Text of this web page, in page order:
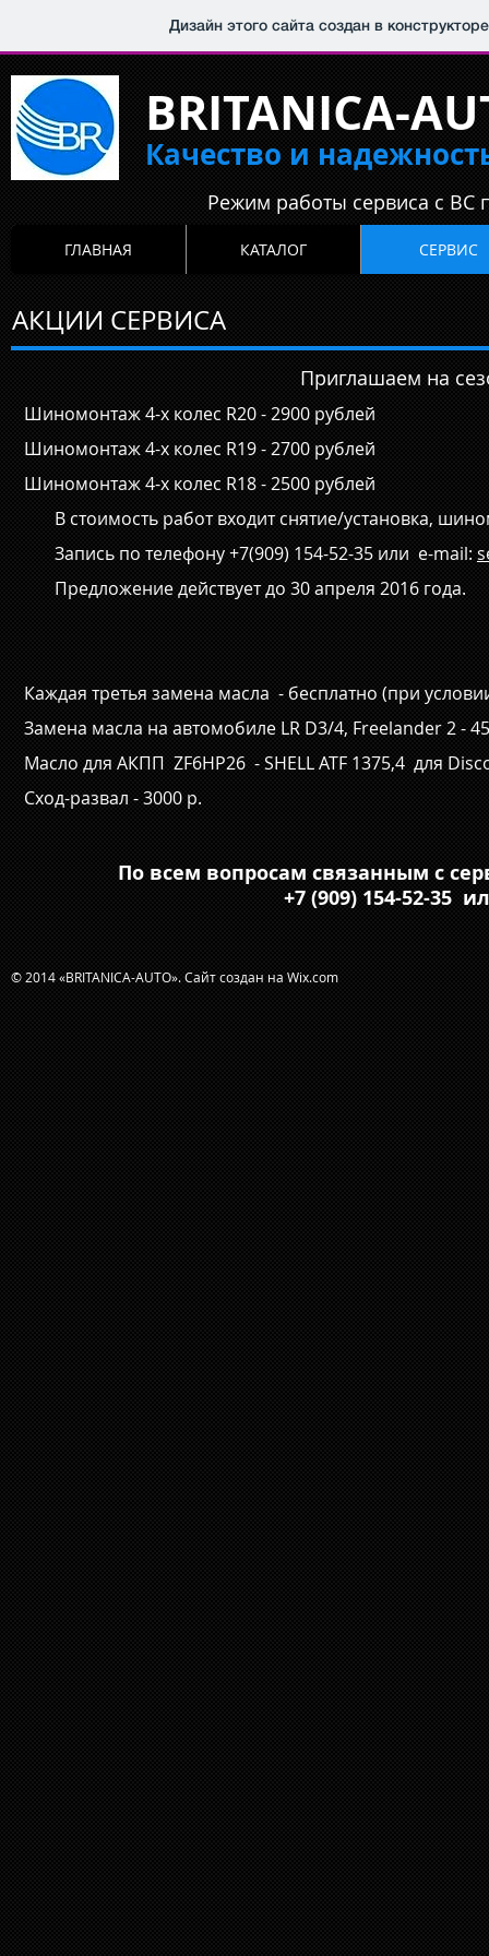
Дизайн этого сайта создан в
BRITANICA-
Качество и
ГЛАВНАЯ КАТАЛОГ СЕРВИС
Режим работы сервиса с ВС
Приглашаем на
Шиномонтаж 4-х колес R20 - 2900 рублей
Шиномонтаж 4-х колес R19 - 2700 рублей
Шиномонтаж 4-х колес R18 - 2500 рублей
В стоимость работ входит снятие/установка,
Запись по телефону +7(909) 154-52-35 или e-mail:
Предложение действует до 30 апреля 2016 года.
Каждая третья замена масла - бесплатно (при
Замена масла на автомобиле LR D3/4, Freelander 2 -
Масло для АКПП ZF6HP26 - SHELL ATF 1375,4 для
Сход-развал - 3000 р.
По всем вопросам связанным с
+7 (909) 154-52-35
АКЦИИ СЕРВИСА
© 2014 «BRITANICA-AUTO».​ Сайт создан на Wix.com